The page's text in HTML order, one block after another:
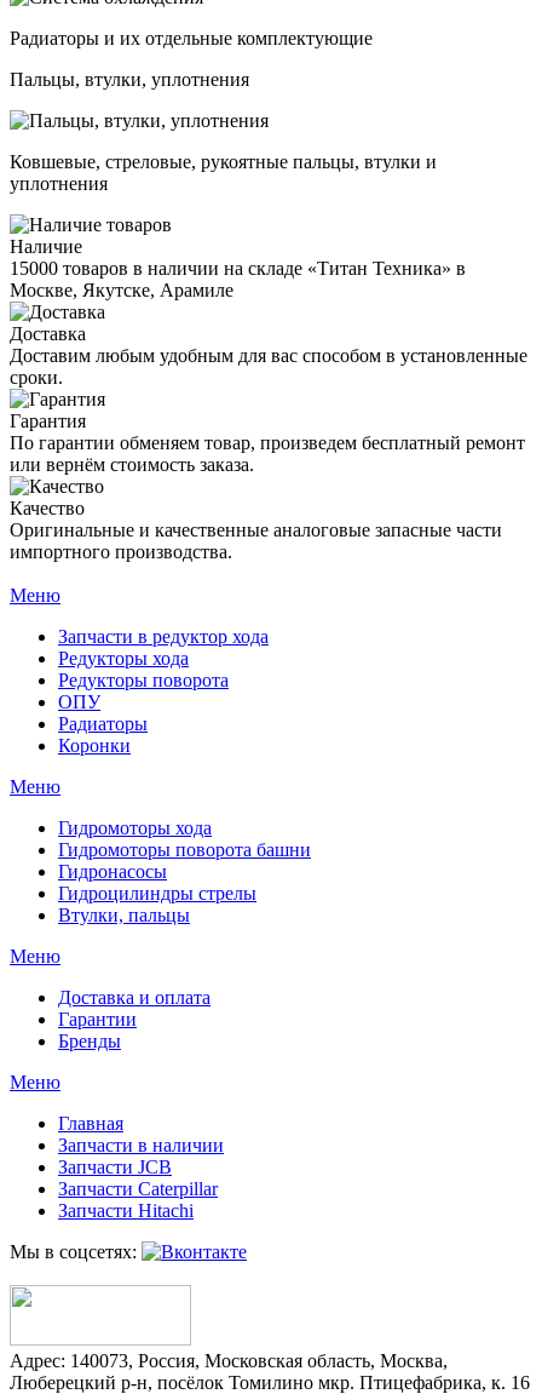
Радиаторы и их отдельные комплектующие
Пальцы, втулки, уплотнения
Ковшевые, стреловые, рукоятные пальцы, втулки и
уплотнения
Наличие
15000 товаров в наличии на складе «Титан Техника» в
Москве, Якутске, Арамиле
Доставка
Доставим любым удобным для вас способом в установленные
сроки.
Гарантия
По гарантии обменяем товар, произведем бесплатный ремонт
или вернём стоимость заказа.
Качество
Оригинальные и качественные аналоговые запасные части
импортного производства.
Меню
Запчасти в редуктор хода
Редукторы хода
Редукторы поворота
ОПУ
Радиаторы
Коронки
Меню
Гидромоторы хода
Гидромоторы поворота башни
Гидронасосы
Гидроцилиндры стрелы
Втулки, пальцы
Меню
Доставка и оплата
Гарантии
Бренды
Меню
Главная
Запчасти в наличии
Запчасти JCB
Запчасти Caterpillar
Запчасти Hitachi
Мы в соцсетях:
Адрес: 140073, Россия, Московская область, Москва,
Люберецкий р-н, посёлок Томилино мкр. Птицефабрика, к. 16